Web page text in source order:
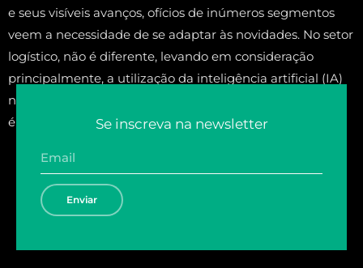
e seus visíveis avanços, ofícios de inúmeros segmentos
veem a necessidade de se adaptar às novidades. No setor
logístico, não é diferente, levando em consideração
principalmente, a utilização da inteligência artificial (IA)
na otimização de demandas e serviços. A IA na logística
é uma pauta latente, […]Se inscreva na newsletter
Enviar